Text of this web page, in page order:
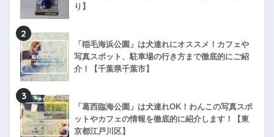
り】
2
「稲毛海浜公園」は犬連れにオススメ！カフェや
写真スポット、駐車場の行き方まで徹底的にご紹
介！【千葉県千葉市】
3
「葛西臨海公園」は犬連れOK！わんこの写真スポ
ットやカフェの情報を徹底的に紹介します！【東
京都江戸川区】